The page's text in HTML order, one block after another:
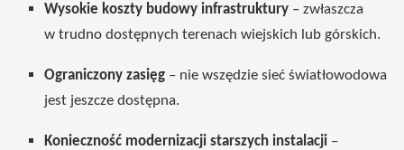
Wysokie koszty budowy infrastruktury – zwłaszcza
w trudno dostępnych terenach wiejskich lub górskich.
Ograniczony zasięg – nie wszędzie sieć światłowodowa
jest jeszcze dostępna.
Konieczność modernizacji starszych instalacji –